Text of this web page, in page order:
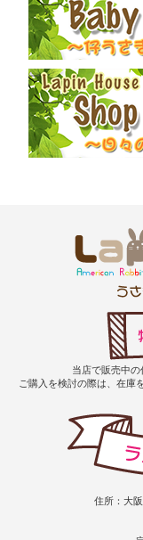
当店で販売中の
ご購入を検討の際は、在庫
住所：大